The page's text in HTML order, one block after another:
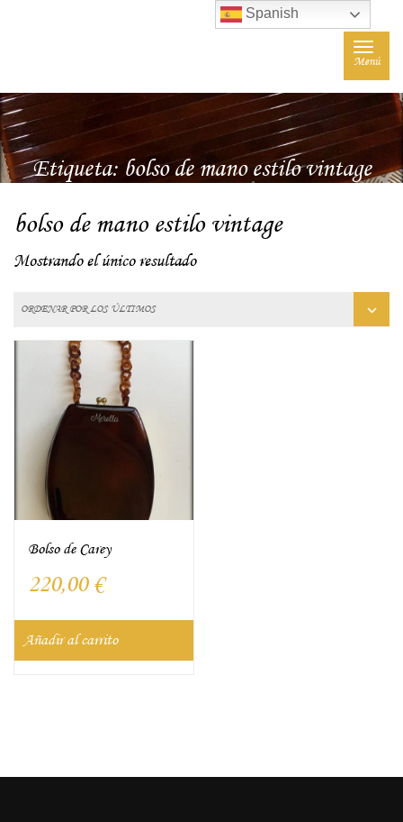
Toggle
Menú
Etiqueta: bolso de mano estilo vintage
bolso de mano estilo vintage
Mostrando el único resultado
Bolso de Carey
220,00 €
Añadir al carrito
Spanish